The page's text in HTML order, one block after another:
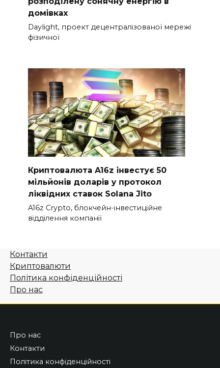
домівках
Daylight, проект децентралізованої мережі
фізичної
Криптовалюта A16z інвестує 50
мільйонів доларів у протокол
ліквідних ставок Solana Jito
A16z Crypto, блокчейн-інвестиційне
відділення компанії
Контакти
Криптовалюти
Політика конфіденційності
Про нас
Про нас
Контакти
Політика конфіденційності